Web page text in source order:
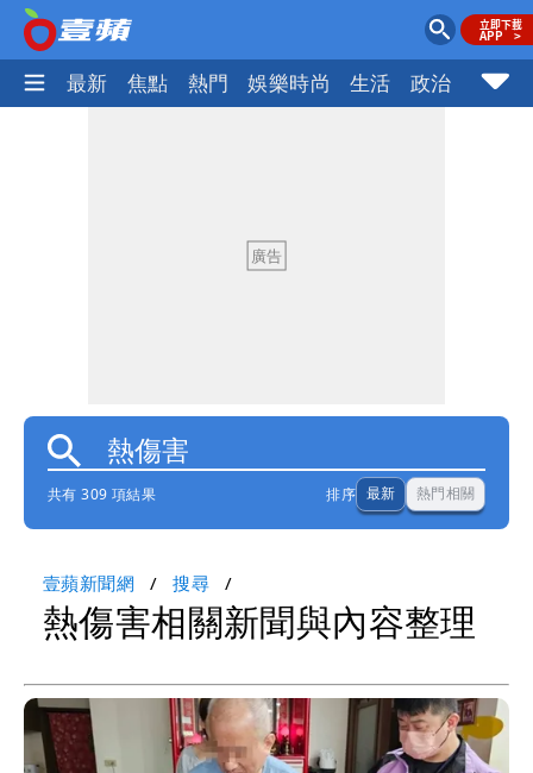
最新 焦點 熱門 娛樂時尚 生活 政治 社會
共有 309 項結果 排序 最新 熱門相關
壹蘋新聞網 搜尋
熱傷害相關新聞與內容整理